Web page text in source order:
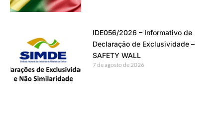
IDE056/2026 – Informativo de
Declaração de Exclusividade –
SAFETY WALL
7 de agosto de 2026